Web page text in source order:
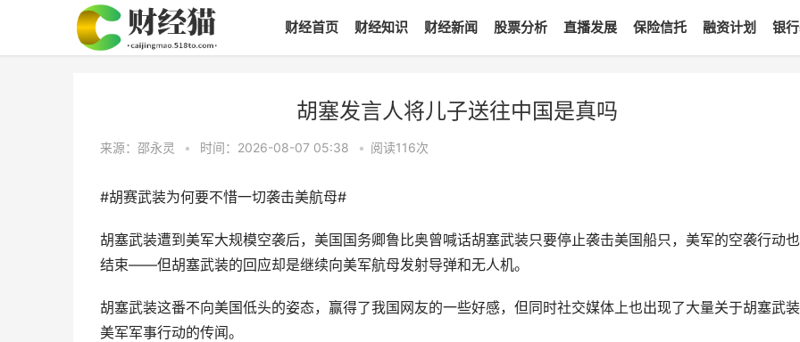
财经首页 财经知识 财经新闻 股票分析 直播发展 保险信托 融资计划 银
胡塞发言人将儿子送往中国是真吗
来源：邵永灵 • 时间：2026-08-07 05:38 • 阅读116次
#胡赛武装为何要不惜一切袭击美航母#
胡塞武装遭到美军大规模空袭后，美国国务卿鲁比奥曾喊话胡塞武装只要停止袭击美国船只，美军的空袭行动
结束——但胡塞武装的回应却是继续向美军航母发射导弹和无人机。
胡塞武装这番不向美国低头的姿态，赢得了我国网友的一些好感，但同时社交媒体上也出现了大量关于胡塞武
美军军事行动的传闻。